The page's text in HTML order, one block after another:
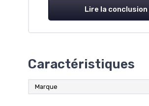
Lire la
Caractéristiques
Marque